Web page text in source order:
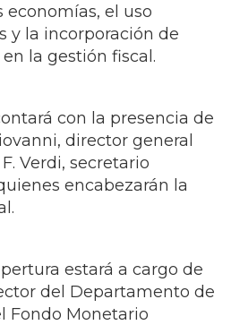
el uso
y la incorporación de
la gestión fiscal.
con la presencia de
director general
Verdi, secretario
encabezarán la
estará a cargo de
del Departamento de
Fondo Monetario